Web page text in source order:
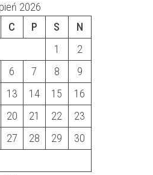
2026
C P S
N
1
2
6 7 8
9
13 14 15
16
20 21 22
23
27 28 29
30